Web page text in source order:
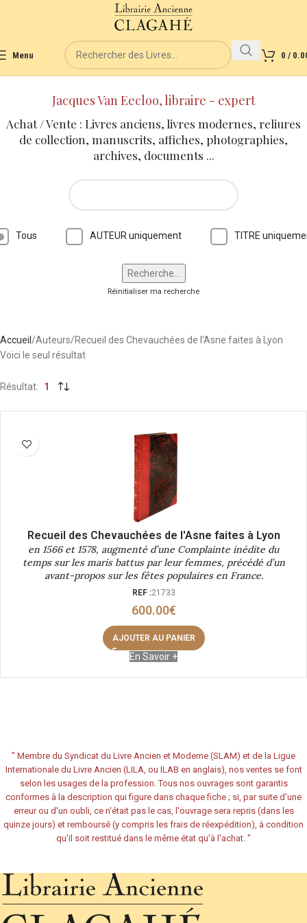
Menu 0 /
Jacques Van Eecloo, libraire - expert
Achat / Vente : Livres anciens, livres modernes, reliures
de collection, manuscrits, affiches, photographies,
archives, documents ...
Tous AUTEUR uniquement TITRE
Réinitialiser ma recherche
Accueil Auteurs Recueil des Chevauchées de l'Asne faites à Lyon
Voici le seul résultat
Résultat 1
Recueil des Chevauchées de l'Asne faites à Lyon
en 1566 et 1578, augmenté d’une Complainte inédite du
temps sur les maris battus par leur femmes, précédé d’un
avant-propos sur les fêtes populaires en France.
REF :21733
600.00€
AJOUTER AU PANIER
En Savoir +
" Membre du Syndicat du Livre Ancien et Moderne (SLAM) et de la Ligue
Internationale du Livre Ancien (LILA, ou ILAB en anglais), nos ventes se font
selon les usages de la profession. Tous nos ouvrages sont garantis
conformes à la description qui figure dans chaque fiche ; si, par suite d'une
erreur ou d'un oubli, ce n'était pas le cas, l'ouvrage sera repris (dans les
quinze jours) et remboursé (y compris les frais de réexpédition), à condition
qu'il soit restitué dans le même état qu'à l'achat. "